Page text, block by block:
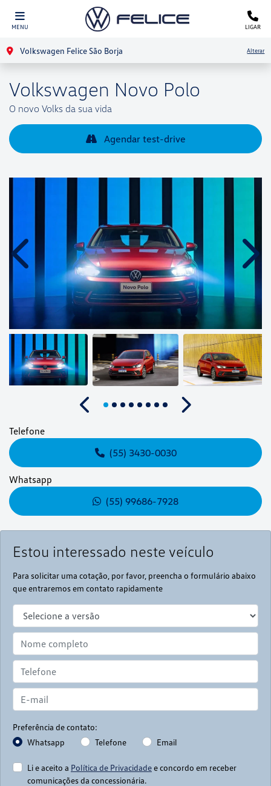
MENU LIGAR
Volkswagen Felice São Borja Alterar
Volkswagen Novo Polo
O novo Volks da sua vida
Agendar test-drive
Estou interessado neste veículo
Para solicitar uma cotação, por favor, preencha o formulário abaixo
que entraremos em contato rapidamente
Preferência de contato:
Whatsapp
Telefone Email
Li e aceito a Política de Privacidadee concordo em receber
comunicações da concessionária.
Anterior
Anterior
Próximo
Telefone
(55) 3430-0030
Whatsapp
(55) 99686-7928